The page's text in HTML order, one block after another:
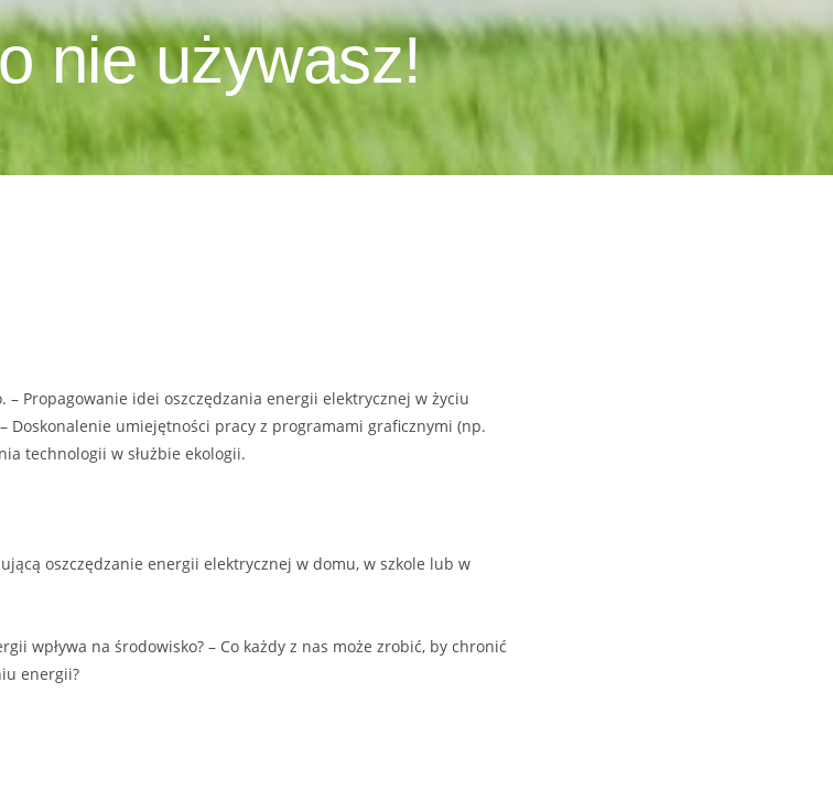
nie używasz!
Propagowanie idei oszczędzania energii elektrycznej w życiu
umiejętności pracy z programami graficznymi (np.
technologii w służbie ekologii.
oszczędzanie energii elektrycznej w domu, w szkole lub w
wpływa na środowisko? – Co każdy z nas może zrobić, by chronić
energii?